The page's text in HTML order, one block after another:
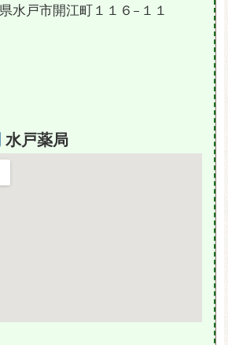
水戸市開江町１１６−１１
水戸薬局